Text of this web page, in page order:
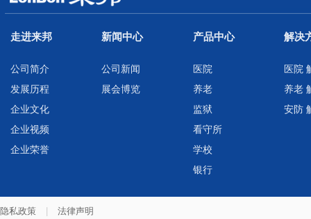
走进来邦
公司简介
发展历程
企业文化
企业视频
企业荣誉
新闻中心
公司新闻
展会博览
产品中心
医院
养老
监狱
看守所
学校
银行
解决
医院
养老
安防
隐私政策 法律声明